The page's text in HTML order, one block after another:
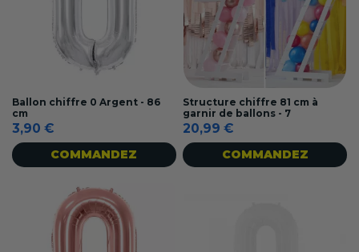
Ballon chiffre 0 Argent - 86
cm
3,90 €
COMMANDEZ
Structure chiffre 81 cm à
garnir de ballons - 7
20,99 €
COMMANDEZ